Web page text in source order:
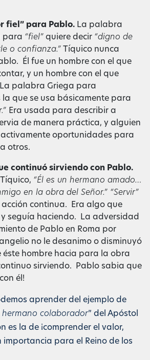
fiel” para Pablo. La palabra
para “fiel” quiere decir “digno de
o confianza.” Tíquico nunca
Él fue un hombre con el que
y un hombre con el que
palabra Griega para
la que se usa básicamente para
Era usada para describir a
de manera práctica, y alguien
oportunidades para
otros.
continuó sirviendo con Pablo.
“Él es un hermano amado…
en la obra del Señor.” “Servir”
continua. Era algo que
y seguía haciendo. La adversidad
de Pablo en Roma por
no le desanimo o disminuyó
éste hombre hacia para la obra
sirviendo. Pablo sabia que
él!
aprender del ejemplo de
hermano colaborador” del Apóstol
es la de ¡comprender el valor,
para el Reino de los